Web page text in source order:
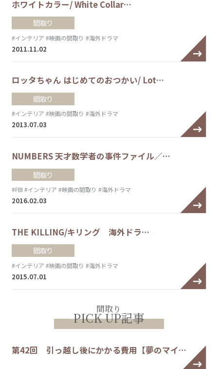
ホワイトカラー/ White Collar…
間取り
#インテリア #映画の間取り #海外ドラマ
2011.11.02
ロッタちゃん はじめてのおつかい/ Lot…
間取り
#インテリア #映画の間取り #海外ドラマ
2013.07.03
NUMBERS 天才数学者の事件ファイル／…
間取り
#FBI #インテリア #映画の間取り #海外ドラマ
2016.02.03
THE KILLING/キリング 海外ドラ…
間取り
#インテリア #映画の間取り #海外ドラマ
2015.07.01
間取り
PICK UP記事
第42回 引っ越し後にかかる費用【夢のマイ…